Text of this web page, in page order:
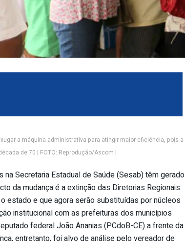
a máquina administrativa para atingir maior eficiência, pois a
de 70 | FOTO: Reprodução/Ascom |
Secretaria Estadual de Saúde (Sesab) têm gerado
da mudança é a extinção das Diretorias Regionais
estado e que agora serão substituídas por núcleos
institucional com as prefeituras dos municípios
federal João Ananias (PCdoB-CE) a frente da
entretanto, foi alvo de análise pelo vereador de